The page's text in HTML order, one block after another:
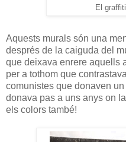
El
Aquests murals són una
després de la caiguda del
que deixava enrere aquells
per a tothom que
comunistes que donaven
donava pas a uns anys on
els colors també!